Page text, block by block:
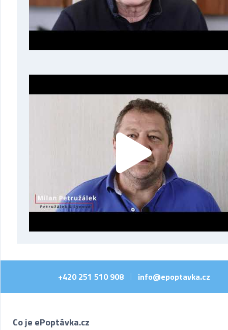
+420 251 510 908 info@epoptavka.cz
Co je ePoptávka.cz